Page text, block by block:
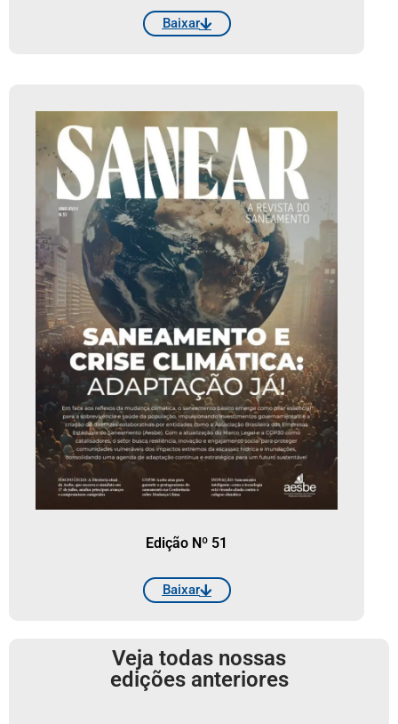
Baixar
Edição Nº 51
Baixar
Veja todas nossas
edições anteriores